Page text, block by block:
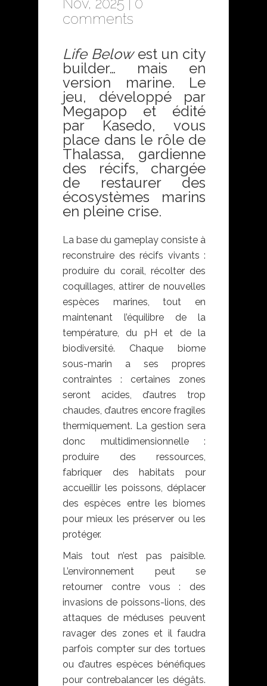
comments
Life Belowest un city
builder… mais en
version marine. Le
jeu, développé par
Megapop et édité
par Kasedo, vous
place dans le rôle de
Thalassa, gardienne
des récifs, chargée
de restaurer des
écosystèmes marins
en pleine crise.
La base du gameplay consiste à
reconstruire des récifs vivants :
produire du corail, récolter des
coquillages, attirer de nouvelles
espèces marines, tout en
maintenant l’équilibre de la
température, du pH et de la
biodiversité. Chaque biome
sous-marin a ses propres
contraintes : certaines zones
seront acides, d’autres trop
chaudes, d’autres encore fragiles
thermiquement. La gestion sera
donc multidimensionnelle :
produire des ressources,
fabriquer des habitats pour
accueillir les poissons, déplacer
des espèces entre les biomes
pour mieux les préserver ou les
protéger.
Mais tout n’est pas paisible.
L’environnement peut se
retourner contre vous : des
invasions de poissons-lions, des
attaques de méduses peuvent
ravager des zones et il faudra
parfois compter sur des tortues
ou d’autres espèces bénéfiques
pour contrebalancer les dégâts.